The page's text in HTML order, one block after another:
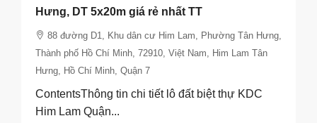
Hưng, DT 5x20m giá rẻ nhất TT
88 đường D1, Khu dân cư Him Lam, Phường Tân Hưng,
Thành phố Hồ Chí Minh, 72910, Việt Nam, Him Lam Tân
Hưng, Hồ Chí Minh, Quận 7
ContentsThông tin chi tiết lô đất biệt thự KDC
Him Lam Quận...